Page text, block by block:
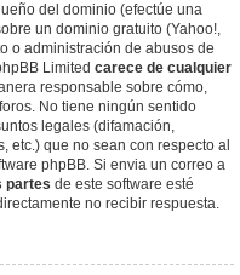
del dominio (efectúe una
un dominio gratuito (Yahoo!,
o administración de abusos de
Limited carece de cualquier
responsable sobre cómo,
No tiene ningún sentido
legales (difamación,
etc.) que no sean con respecto al
phpBB. Si envia un correo a
partes de este software esté
no recibir respuesta.